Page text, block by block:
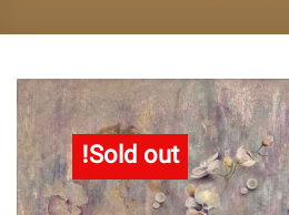
Sold out!